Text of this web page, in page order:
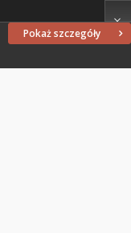
Pokaż szczegóły